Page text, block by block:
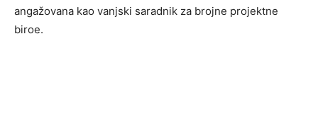
angažovana kao vanjski saradnik za brojne projektne
biroe.